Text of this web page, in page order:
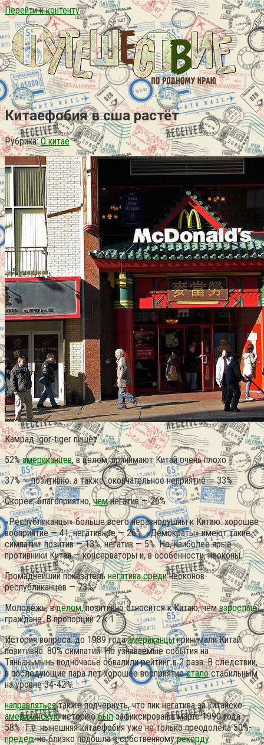
Перейти к контенту
Китаефобия в сша растёт
Рубрика: О китае
Камрад Igor-tiger пишет:
52%американцев, в целом, принимают Китай очень плохо.
37% — позитивно. а также, окончательное неприятие — 33%.
Скорее, благоприятно,чемнегатив — 26%.
«Республиканцы» больше всего неравнодушны к Китаю: хорошее
восприятие — 41, негативное — 26%. «Демократы» имеют такие
симпатии: позитив — 13%, негатив — 5%. Но, наиболее ярые
противники Китая — консерваторы и, в особенности, неоконы.
Громаднейший показатель негатива срединеоконов-
республиканцев — 73%.
Молодёжь, вцелом, позитивно относится к Китаю, чемвзрослые
граждане.В пропорции 2 к 1.
История вопроса: до 1989 годаамериканцыпринимали Китай
позитивно: 80% симпатий. Но узнаваемые события на
Тяньаньмынь водночасье обвалили рейтинг в 2 раза. В следствии,
в последующие пара лет хорошее восприятиесталостабильным
на уровне 34-42%.
направлятьсятакже подчернуть, что пик негатива за китайско-
американскуюисториюбылзафиксирован в марте 1990 года —
58%. Т.е. нынешняя китаефобия уже не только преодолела 50%-
предел, но близко подошла к собственномурекорду.